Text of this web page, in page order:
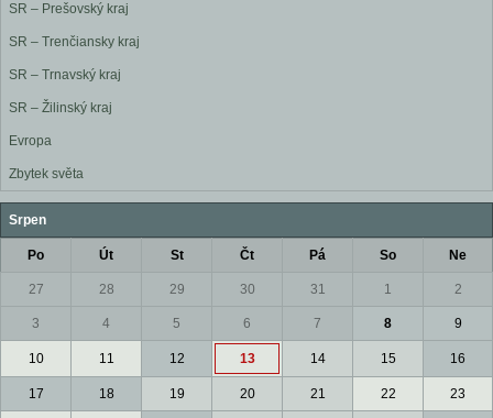
SR – Prešovský kraj
SR – Trenčiansky kraj
SR – Trnavský kraj
SR – Žilinský kraj
Evropa
Zbytek světa
Srpen
Po Út St Čt Pá So Ne
27 28 29 30 31 1 2
3 4 5 6 7 8 9
10 11 12 13 14 15 16
17 18 19 20 21 22 23